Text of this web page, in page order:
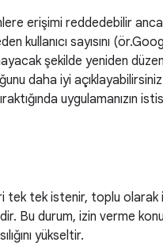
erişimi reddedebilir
kullanıcı sayısını
şekilde yeniden
daha iyi
uygulamanızın
tek tek istenir, toplu
Bu durum, izin verme
yükseltir.